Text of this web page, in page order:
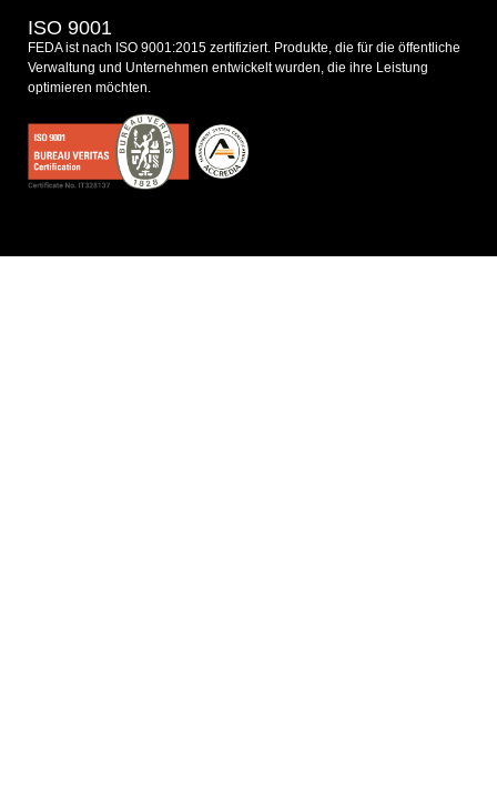
ISO 9001
FEDA ist nach ISO 9001:2015 zertifiziert. Produkte, die für die öffentliche
Verwaltung und Unternehmen entwickelt wurden, die ihre Leistung
optimieren möchten.